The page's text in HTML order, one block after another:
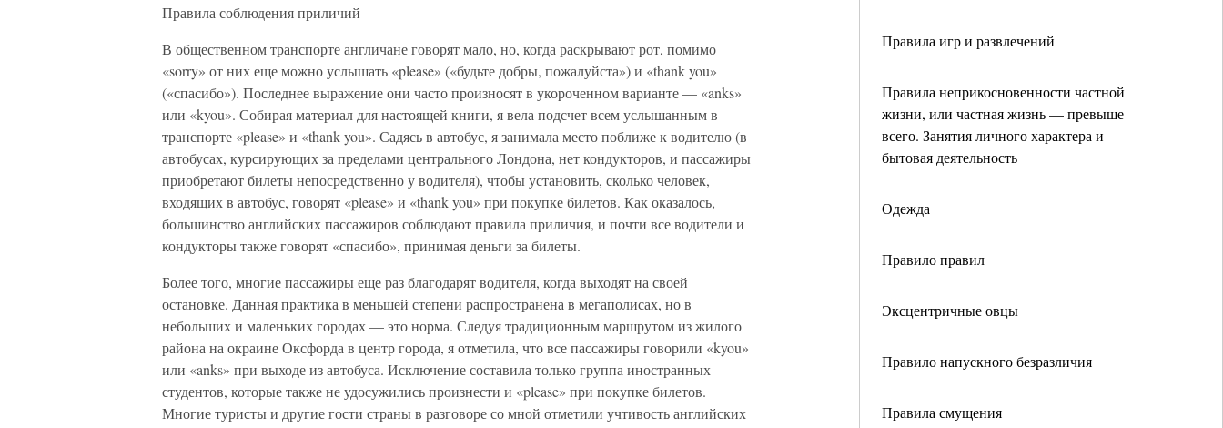
Правила игр и развлечений
Правила неприкосновенности частной
жизни, или частная жизнь — превыше
всего. Занятия личного характера и
бытовая деятельность
Одежда
Правило правил
Эксцентричные овцы
Правило напускного безразличия
Правила смущения
Правила соблюдения приличий
В общественном транспорте англичане говорят мало, но, когда раскрывают рот, помимо
«sorry» от них еще можно услышать «please» («будьте добры, пожалуйста») и «thank you»
(«спасибо»). Последнее выражение они часто произносят в укороченном варианте — «anks»
или «kyou». Собирая материал для настоящей книги, я вела подсчет всем услышанным в
транспорте «please» и «thank you». Садясь в автобус, я занимала место поближе к водителю (в
автобусах, курсирующих за пределами центрального Лондона, нет кондукторов, и пассажиры
приобретают билеты непосредственно у водителя), чтобы установить, сколько человек,
входящих в автобус, говорят «please» и «thank you» при покупке билетов. Как оказалось,
большинство английских пассажиров соблюдают правила приличия, и почти все водители и
кондукторы также говорят «спасибо», принимая деньги за билеты.
Более того, многие пассажиры еще раз благодарят водителя, когда выходят на своей
остановке. Данная практика в меньшей степени распространена в мегаполисах, но в
небольших и маленьких городах — это норма. Следуя традиционным маршрутом из жилого
района на окраине Оксфорда в центр города, я отметила, что все пассажиры говорили «kyou»
или «anks» при выходе из автобуса. Исключение составила только группа иностранных
студентов, которые также не удосужились произнести и «please» при покупке билетов.
Многие туристы и другие гости страны в разговоре со мной отметили учтивость английских